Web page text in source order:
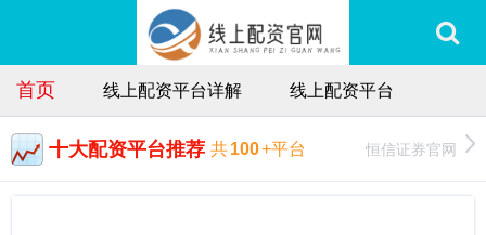
首页 线上配资平台详解 线上配资平台
十大配资平台推荐 共100+平台 恒信证券官网